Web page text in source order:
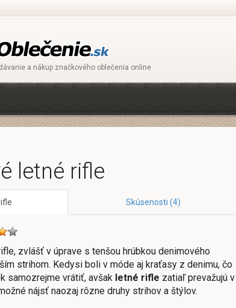
a nákup značkového oblečenia online
letné rifle
Skúsenosti (4)
zvlášť v úprave s tenšou hrúbkou denimového
strihom. Kedysi boli v móde aj kraťasy z denimu, čo
samozrejme vrátiť, avšak letné rifle zatiaľ prevažujú v
nájsť naozaj rôzne druhy strihov a štýlov.